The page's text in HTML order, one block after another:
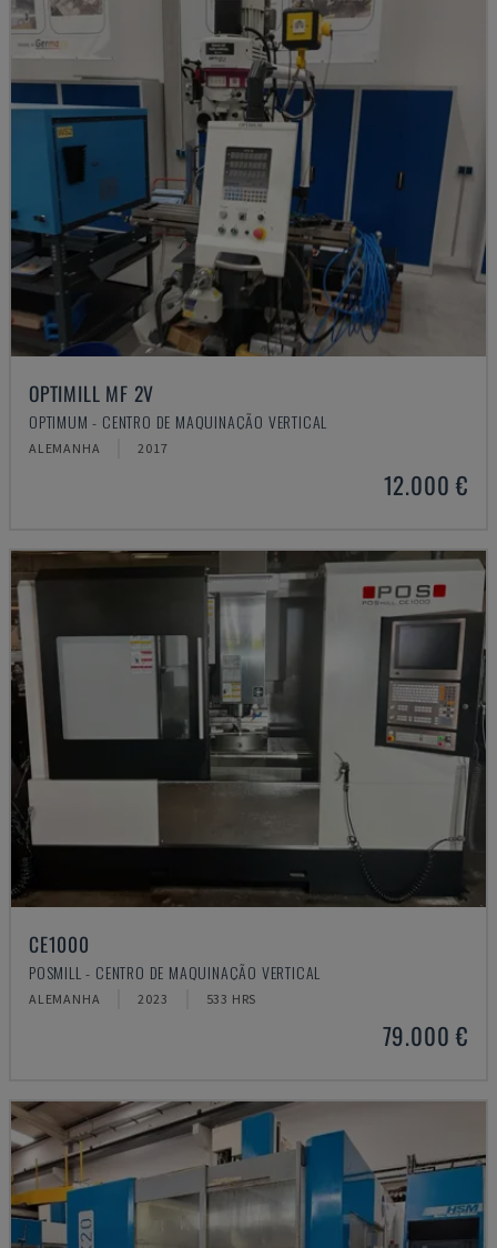
OPTIMILL MF 2V
OPTIMUM - CENTRO DE MAQUINAÇÃO VERTICAL
ALEMANHA 2017
12.000 €
CE1000
POSMILL - CENTRO DE MAQUINAÇÃO VERTICAL
ALEMANHA 2023 533 HRS
79.000 €